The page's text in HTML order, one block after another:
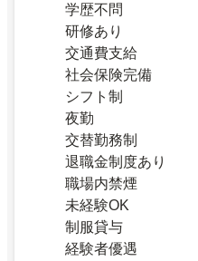
学歴不問
研修あり
交通費支給
社会保険完備
シフト制
夜勤
交替勤務制
退職金制度あり
職場内禁煙
未経験OK
制服貸与
経験者優遇